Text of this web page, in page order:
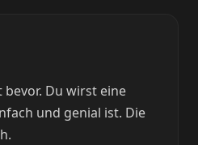
Du wirst eine
und genial ist. Die